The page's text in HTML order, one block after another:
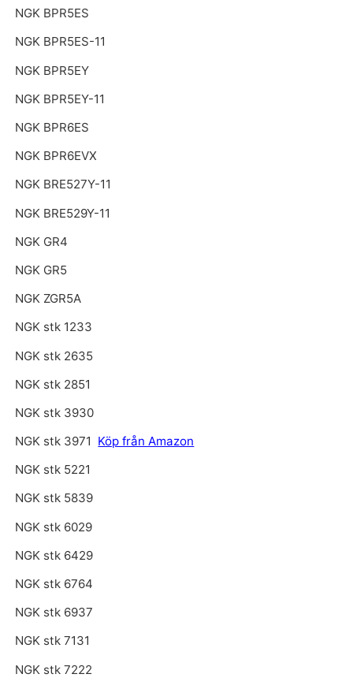
NGK BPR5ES
NGK BPR5ES-11
NGK BPR5EY
NGK BPR5EY-11
NGK BPR6ES
NGK BPR6EVX
NGK BRE527Y-11
NGK BRE529Y-11
NGK GR4
NGK GR5
NGK ZGR5A
NGK stk 1233
NGK stk 2635
NGK stk 2851
NGK stk 3930
NGK stk 3971 Köp från Amazon
NGK stk 5221
NGK stk 5839
NGK stk 6029
NGK stk 6429
NGK stk 6764
NGK stk 6937
NGK stk 7131
NGK stk 7222